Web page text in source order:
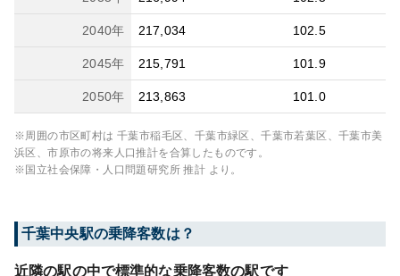
2040年 217,034 102.5
2045年 215,791 101.9
2050年 213,863 101.0
※周囲の市区町村は 千葉市稲毛区、千葉市緑区、千葉市若葉区、千葉市美
浜区、市原市の将来人口推計を合算したものです。
※国立社会保障・人口問題研究所 推計 より。
千葉中央駅の乗降客数は？
近隣の駅の中で標準的な乗降客数の駅です